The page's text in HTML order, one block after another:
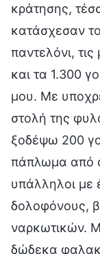
κράτησης,
κατάσχεσαν
παντελόνι,
και τα 1.300
μου. Με
στολή της
ξοδέψω 200
πάπλωμα από
υπάλληλοι με
δολοφόνους,
ναρκωτικών.
δώδεκα